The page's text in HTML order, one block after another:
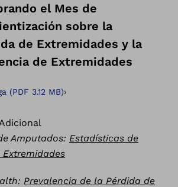
el Mes de
sobre la
de Extremidades y la
de Extremidades
(PDF 3.12 MB)›
Amputados: Estadísticas de
Extremidades
Prevalencia de la Pérdida de